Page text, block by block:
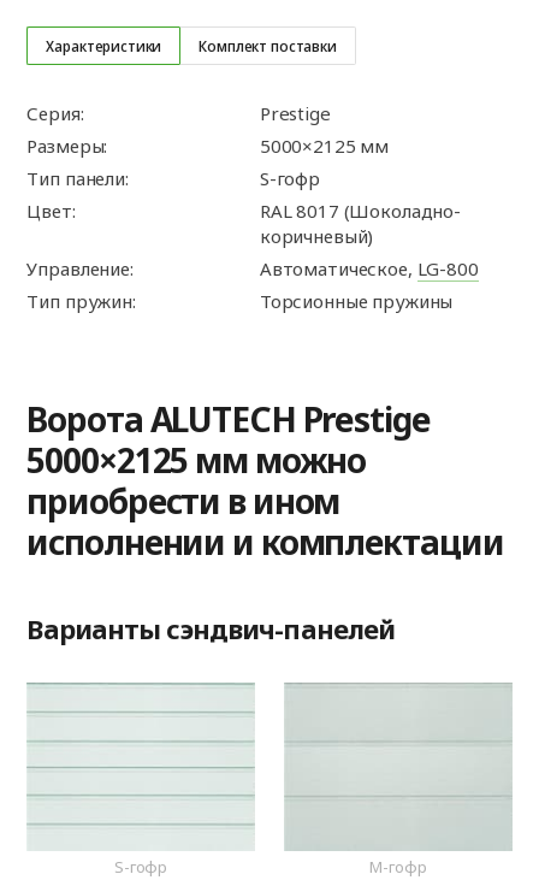
Характеристики Комплект поставки
Серия:
Prestige
Размеры:
5000×2125 мм
Тип панели:
S-гофр
Цвет:
RAL 8017 (Шоколадно-
коричневый)
Управление:
Автоматическое, LG-800
Тип пружин:
Торсионные пружины
Ворота ALUTECH Prestige
5000×2125 мм можно
приобрести в ином
исполнении и комплектации
Варианты сэндвич-панелей
S-гофр M-гофр